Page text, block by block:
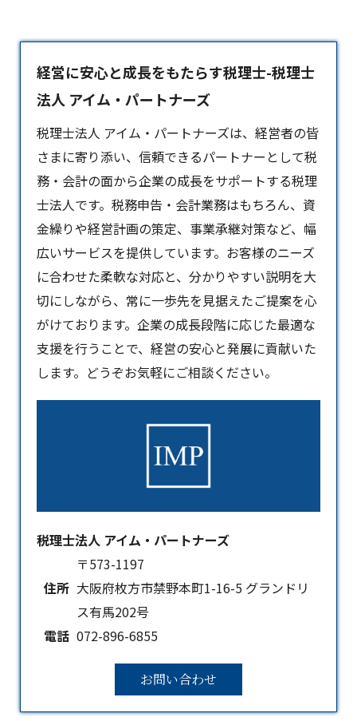
経営に安心と成長をもたらす税理士-税理士
法人 アイム・パートナーズ
税理士法人 アイム・パートナーズは、経営者の皆
さまに寄り添い、信頼できるパートナーとして税
務・会計の面から企業の成長をサポートする税理
士法人です。税務申告・会計業務はもちろん、資
金繰りや経営計画の策定、事業承継対策など、幅
広いサービスを提供しています。お客様のニーズ
に合わせた柔軟な対応と、分かりやすい説明を大
切にしながら、常に一歩先を見据えたご提案を心
がけております。企業の成長段階に応じた最適な
支援を行うことで、経営の安心と発展に貢献いた
します。どうぞお気軽にご相談ください。
税理士法人 アイム・パートナーズ
住所
〒573-1197
大阪府枚方市禁野本町1-16-5 グランドリ
ス有馬202号
電話 072-896-6855
お問い合わせ